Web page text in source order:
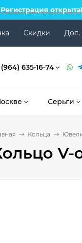
Регистрация открыта!
Скидки Доп.
635-16-74
Серьги
Кольца
V-